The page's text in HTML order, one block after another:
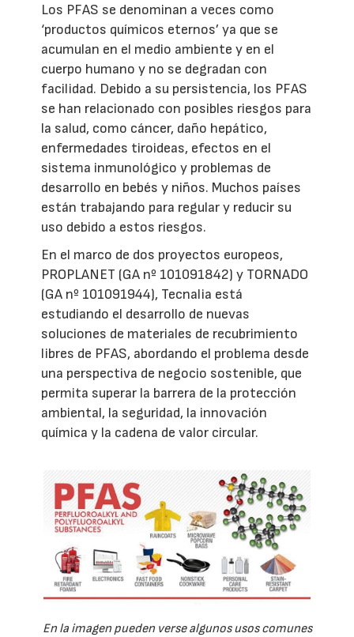
Los PFAS se denominan a veces como
‘productos químicos eternos’ ya que se
acumulan en el medio ambiente y en el
cuerpo humano y no se degradan con
facilidad. Debido a su persistencia, los PFAS
se han relacionado con posibles riesgos para
la salud, como cáncer, daño hepático,
enfermedades tiroideas, efectos en el
sistema inmunológico y problemas de
desarrollo en bebés y niños. Muchos países
están trabajando para regular y reducir su
uso debido a estos riesgos.
En el marco de dos proyectos europeos,
PROPLANET (GA nº 101091842) y TORNADO
(GA nº 101091944), Tecnalia está
estudiando el desarrollo de nuevas
soluciones de materiales de recubrimiento
libres de PFAS, abordando el problema desde
una perspectiva de negocio sostenible, que
permita superar la barrera de la protección
ambiental, la seguridad, la innovación
química y la cadena de valor circular.
En la imagen pueden verse algunos usos comunes